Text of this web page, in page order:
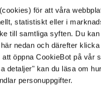
för att våra
statistiskt eller i
till samtliga syften. Du
nedan och därefter
öppna CookieBot på vår
detaljer" kan du läsa om
personuppgifter.